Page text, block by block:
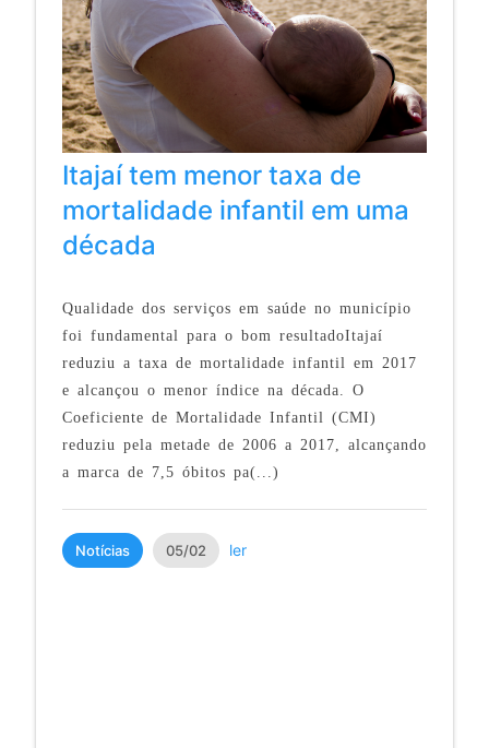
Itajaí tem menor taxa de
mortalidade infantil em uma
década
Qualidade dos serviços em saúde no município
foi fundamental para o bom resultadoItajaí
reduziu a taxa de mortalidade infantil em 2017
e alcançou o menor índice na década. O
Coeficiente de Mortalidade Infantil (CMI)
reduziu pela metade de 2006 a 2017, alcançando
a marca de 7,5 óbitos pa(...)
Notícias 05/02 ler